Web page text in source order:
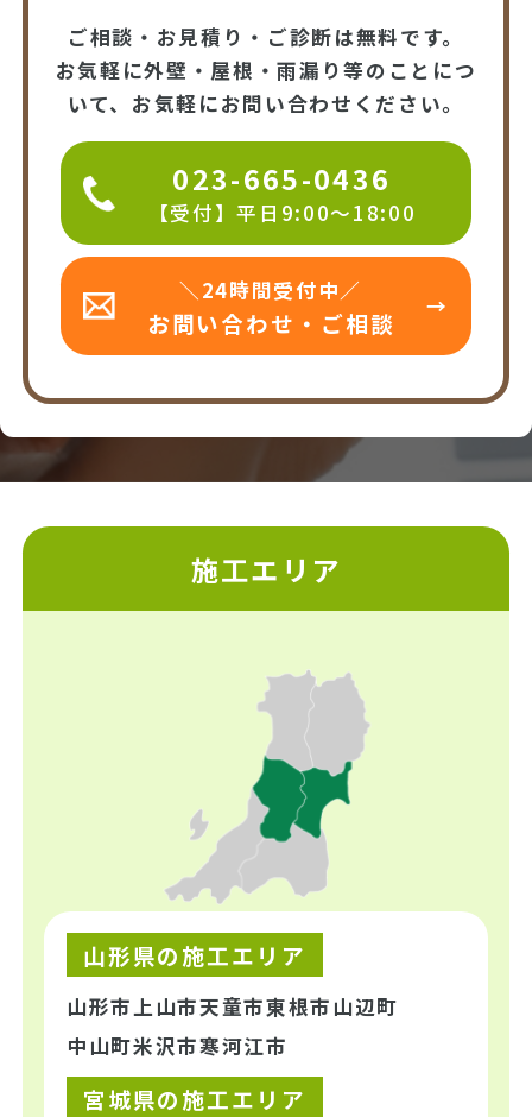
ご相談・お見積り・ご診断は無料です。
お気軽に外壁・屋根・雨漏り等のことにつ
いて、お気軽にお問い合わせください。
023-665-0436
【受付】平日9:00～18:00
＼24時間受付中／
お問い合わせ・ご相談
施工エリア
山形県の施工エリア
山形市上山市天童市東根市 山辺町
中山町米沢市寒河江市
宮城県の施工エリア